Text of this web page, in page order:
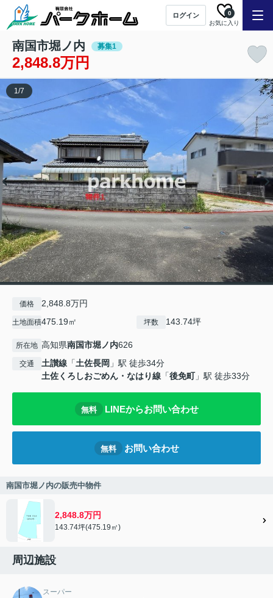
ログイン
お気に入り
0
南国市堀ノ内 募集1
2,848.8万円
1/7
価格 2,848.8万円
土地面積475.19㎡ 坪数 143.74坪
所在地 高知県南国市堀ノ内626
交通 土讃線 「土佐長岡 」駅 徒歩34分
土佐くろしおごめん・なはり線 「後免町」駅 徒歩33分
無料 LINEからお問い合わせ
無料 お問い合わせ
南国市堀ノ内の販売中物件
2,848.8万円
143.74坪(475.19㎡)
周辺施設
スーパー